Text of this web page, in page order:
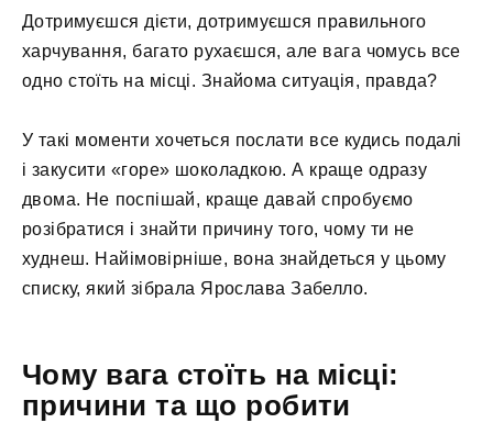
Дотримуєшся дієти, дотримуєшся правильного
харчування, багато рухаєшся, але вага чомусь все
одно стоїть на місці. Знайома ситуація, правда?
У такі моменти хочеться послати все кудись подалі
і закусити «горе» шоколадкою. А краще одразу
двома. Не поспішай, краще давай спробуємо
розібратися і знайти причину того, чому ти не
худнеш. Найімовірніше, вона знайдеться у цьому
списку, який зібрала Ярослава Забелло.
Чому вага стоїть на місці:
причини та що робити